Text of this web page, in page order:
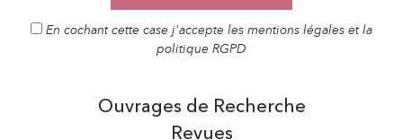
En cochant cette case j'accepte les mentions légales et la
politique RGPD
Ouvrages de Recherche
Revues